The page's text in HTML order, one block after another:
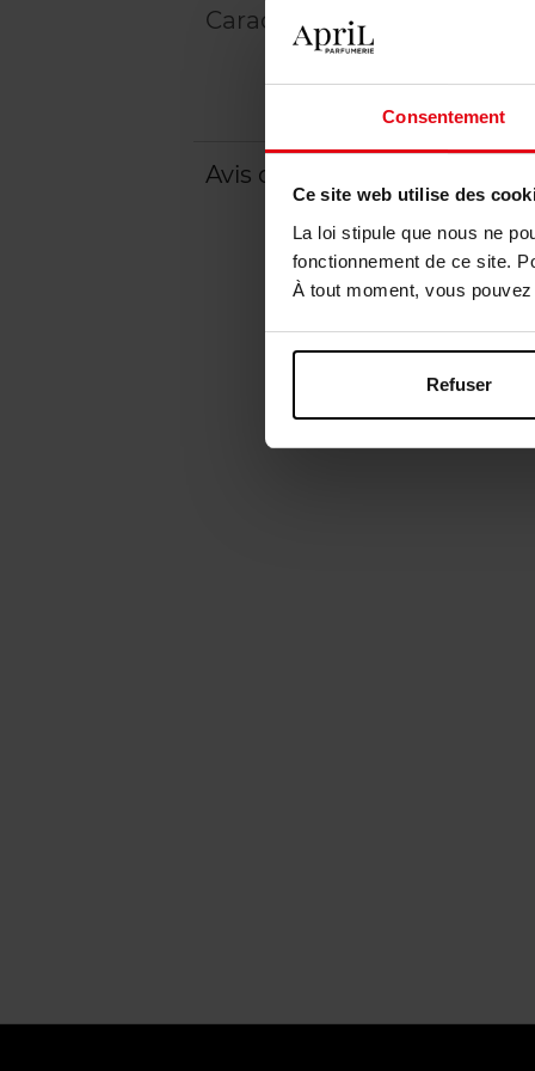
Consentement
Ce site web utilise des
La loi stipule que nous ne
fonctionnement de ce site.
À tout moment, vous
Refuser
Caractéristiques
Avis client